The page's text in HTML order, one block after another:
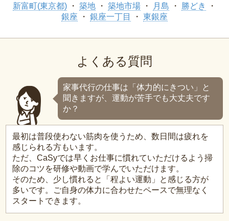
新富町(東京都) 築地 築地市場 月島
勝どき
銀座
銀座一丁目 東銀座
よくある質問
家事代行の仕事は「体力的にきつい」と
聞きますが、運動が苦手でも大丈夫です
か？
最初は普段使わない筋肉を使うため、数日間は疲れを
感じられる方もいます。
ただ、CaSyでは早くお仕事に慣れていただけるよう掃
除のコツを研修や動画で学んでいただけます。
そのため、少し慣れると「程よい運動」と感じる方が
多いです。ご自身の体力に合わせたペースで無理なく
スタートできます。